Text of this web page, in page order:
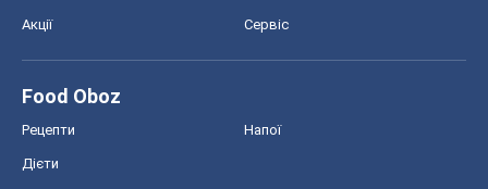
Акції Сервіс
Food Oboz
Рецепти Напої
Дієти